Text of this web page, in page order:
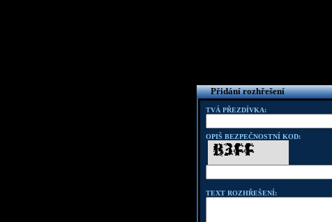
Přidání rozhřešení
TVÁ PŘEZDÍVKA:
OPIŠ BEZPEČNOSTNÍ KOD:
TEXT ROZHŘEŠENÍ: